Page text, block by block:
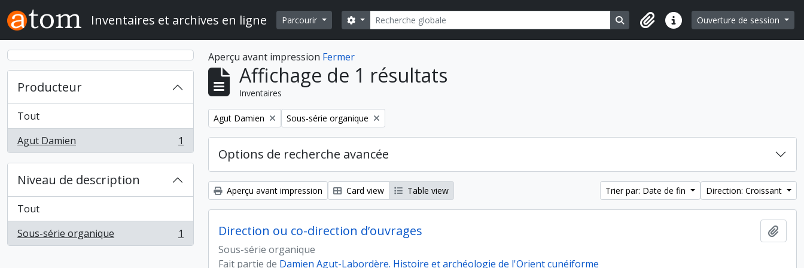
Skip to main content
Inventaires et archives en ligne Parcourir Rechercher
Search options Search in browse page
Liens rapidesOuverture de session
Producteur
Tout
Agut Damien
, 1 résultats 1
Niveau de description
Tout
Sous-série organique
, 1 résultats 1
Aperçu avant impression Fermer
Affichage de 1 résultats
Inventaires
Remove filter:
Agut Damien Remove filter:
Sous-série organique
Options de recherche avancée
Aperçu avant impression Card view Table view Trier par: Date de fin Direction: Croissant
Direction ou co-direction d’ouvrages
Sous-série organique
Fait partie de Damien Agut-Labordère. Histoire et archéologie de l'Orient cunéiforme